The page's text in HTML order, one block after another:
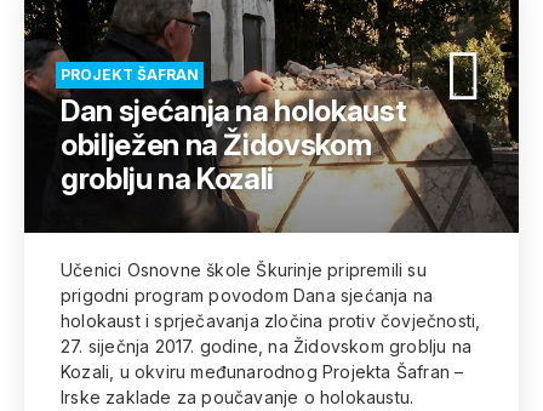
PROJEKT ŠAFRAN
Dan sjećanja na holokaust
obilježen na Židovskom
groblju na Kozali
Učenici Osnovne škole Škurinje pripremili su
prigodni program povodom Dana sjećanja na
holokaust i sprječavanja zločina protiv čovječnosti,
27. siječnja 2017. godine, na Židovskom groblju na
Kozali, u okviru međunarodnog Projekta Šafran –
Irske zaklade za poučavanje o holokaustu.